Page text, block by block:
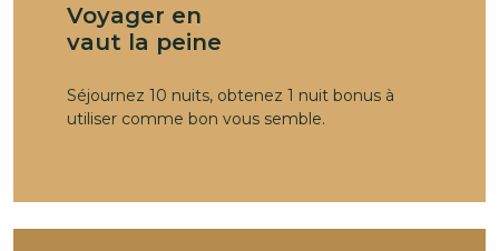
Voyager en
vaut la peine
Séjournez 10 nuits, obtenez 1 nuit bonus à
utiliser comme bon vous semble.